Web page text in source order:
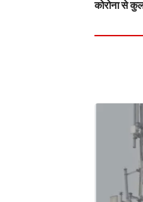
कोरोना से